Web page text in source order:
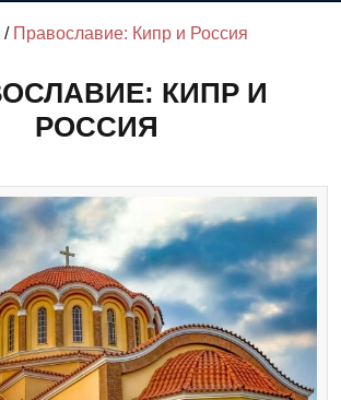
/ Православие: Кипр и Россия
КИПР И
РОССИЯ